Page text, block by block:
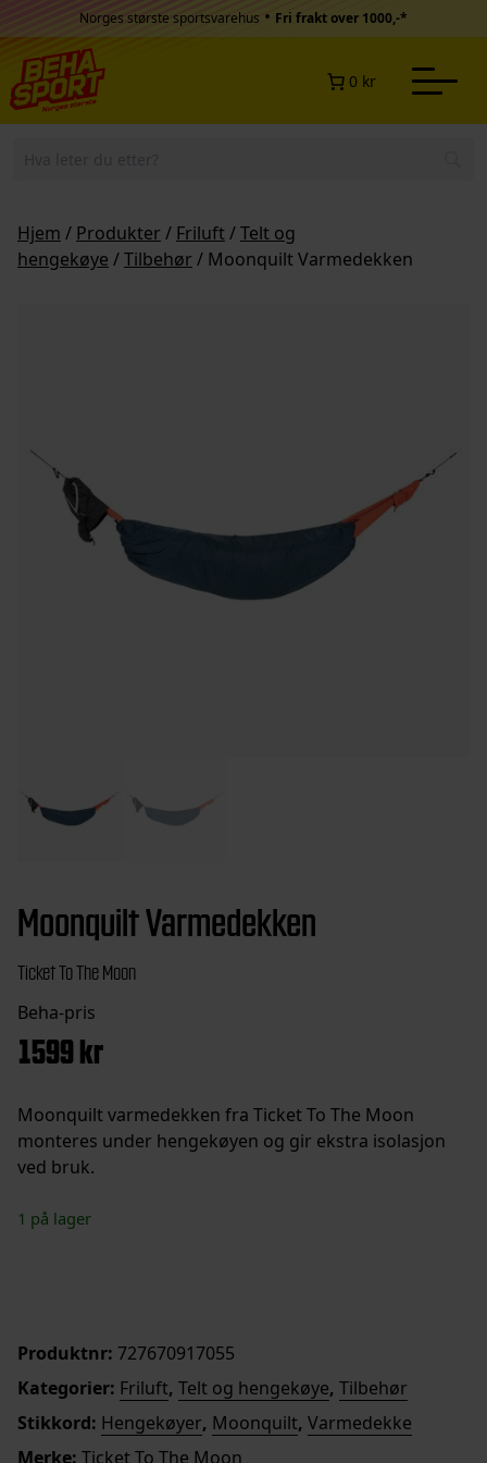
Hopp til innholdNorges største sportsvarehus • Fri frakt over 1000,-*
0 kr
Hjem / Produkter / Friluft /Telt og
hengekøye /Tilbehør / Moonquilt Varmedekken
Moonquilt Varmedekken
Ticket To The Moon
1599kr
Moonquilt varmedekken fra Ticket To The Moon
monteres under hengekøyen og gir ekstra isolasjon
ved bruk.
1 på lager
Produktnr: 727670917055
Kategorier: Friluft, Telt og hengekøye, Tilbehør
Stikkord: Hengekøyer, Moonquilt, Varmedekke
Merke: Ticket To The Moon